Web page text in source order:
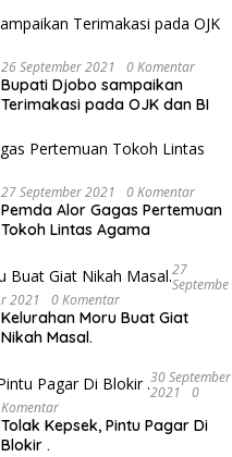
26 September 2021 0 Komentar
Bupati Djobo sampaikan
Terimakasi pada OJK dan BI
27 September 2021 0 Komentar
Pemda Alor Gagas Pertemuan
Tokoh Lintas Agama
27
Septembe
R 2021
0 Komentar
Kelurahan Moru Buat Giat
Nikah Masal.
30 September
2021
0
Komentar
Tolak Kepsek, Pintu Pagar Di
Blokir .